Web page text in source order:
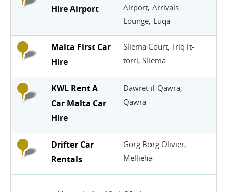
Hire Airport
Airport, Arrivals
Lounge, Luqa
Malta First Car
Hire
Sliema Court, Triq it-
torri, Sliema
KWL Rent A
Car Malta Car
Hire
Dawret il-Qawra,
Qawra
Drifter Car
Rentals
Gorg Borg Olivier,
Mellieħa